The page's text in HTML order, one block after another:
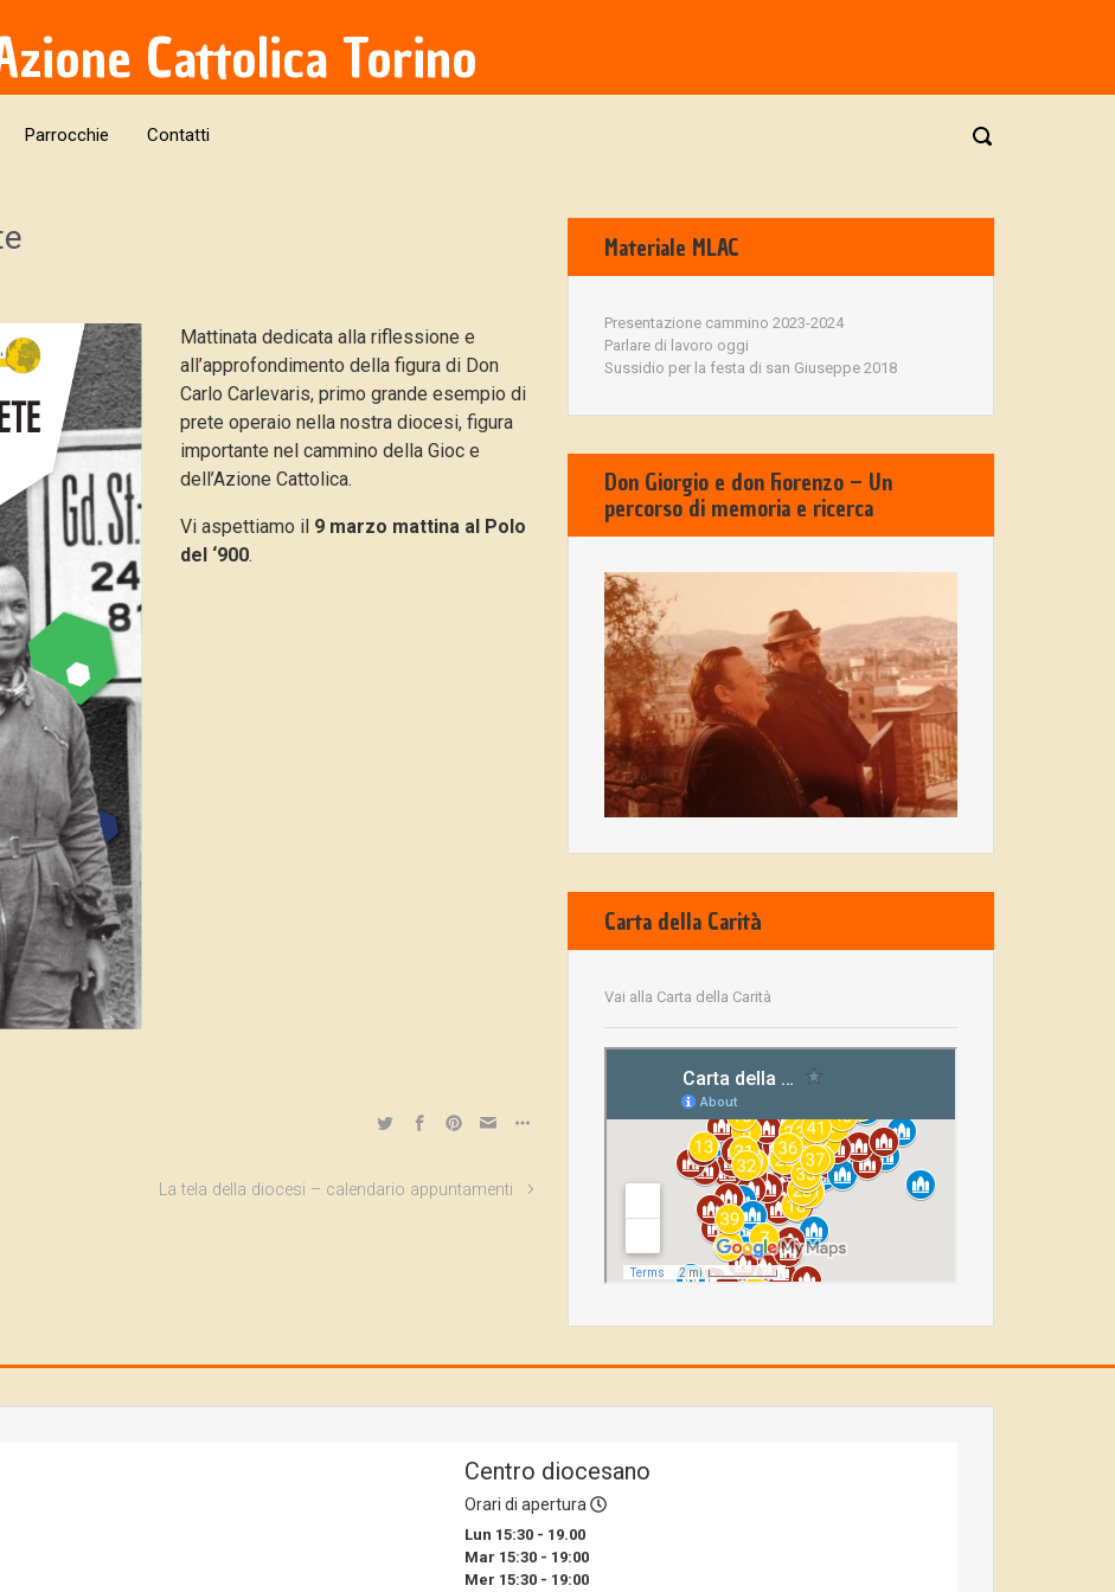
Cattolica Torino
Parrocchie Contatti
Mattinata dedicata alla riflessione e
all’approfondimento della figura di Don
Carlo Carlevaris, primo grande esempio di
prete operaio nella nostra diocesi, figura
importante nel cammino della Gioc e
dell’Azione Cattolica.
Vi aspettiamo il 9 marzo mattina al Polo
del ‘900.
La tela della diocesi – calendario appuntamenti
Materiale MLAC
Presentazione cammino 2023-2024
Parlare di lavoro oggi
Sussidio per la festa di san Giuseppe 2018
Don Giorgio e don Fiorenzo – Un
percorso di memoria e ricerca
Carta della Carità
Vai alla Carta della Carità
Centro diocesano
Orari di apertura
Lun 15:30 - 19.00
Mar 15:30 - 19:00
Mer 15:30 - 19:00